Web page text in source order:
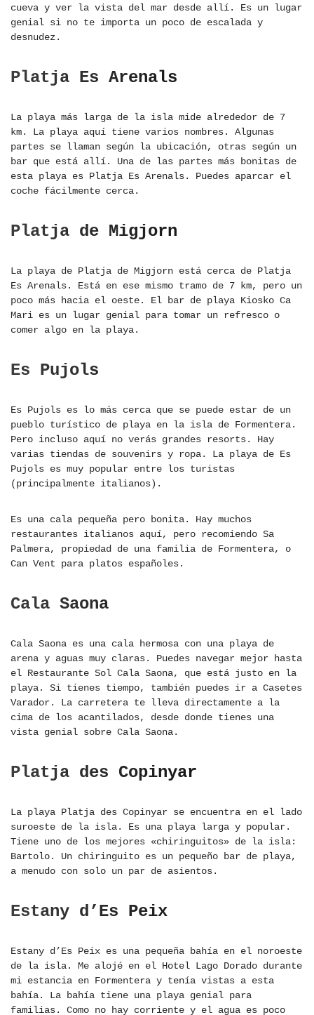
cueva y ver la vista del mar desde allí. Es un lugar
genial si no te importa un poco de escalada y
desnudez.
Platja Es Arenals
La playa más larga de la isla mide alrededor de 7
km. La playa aquí tiene varios nombres. Algunas
partes se llaman según la ubicación, otras según un
bar que está allí. Una de las partes más bonitas de
esta playa es Platja Es Arenals. Puedes aparcar el
coche fácilmente cerca.
Platja de Migjorn
La playa de Platja de Migjorn está cerca de Platja
Es Arenals. Está en ese mismo tramo de 7 km, pero un
poco más hacia el oeste. El bar de playa Kiosko Ca
Mari es un lugar genial para tomar un refresco o
comer algo en la playa.
Es Pujols
Es Pujols es lo más cerca que se puede estar de un
pueblo turístico de playa en la isla de Formentera.
Pero incluso aquí no verás grandes resorts. Hay
varias tiendas de souvenirs y ropa. La playa de Es
Pujols es muy popular entre los turistas
(principalmente italianos).
Es una cala pequeña pero bonita. Hay muchos
restaurantes italianos aquí, pero recomiendo Sa
Palmera, propiedad de una familia de Formentera, o
Can Vent para platos españoles.
Cala Saona
Cala Saona es una cala hermosa con una playa de
arena y aguas muy claras. Puedes navegar mejor hasta
el Restaurante Sol Cala Saona, que está justo en la
playa. Si tienes tiempo, también puedes ir a Casetes
Varador. La carretera te lleva directamente a la
cima de los acantilados, desde donde tienes una
vista genial sobre Cala Saona.
Platja des Copinyar
La playa Platja des Copinyar se encuentra en el lado
suroeste de la isla. Es una playa larga y popular.
Tiene uno de los mejores «chiringuitos» de la isla:
Bartolo. Un chiringuito es un pequeño bar de playa,
a menudo con solo un par de asientos.
Estany d’Es Peix
Estany d’Es Peix es una pequeña bahía en el noroeste
de la isla. Me alojé en el Hotel Lago Dorado durante
mi estancia en Formentera y tenía vistas a esta
bahía. La bahía tiene una playa genial para
familias. Como no hay corriente y el agua es poco